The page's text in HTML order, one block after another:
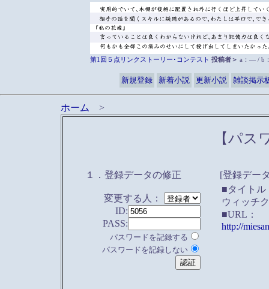
第1回５点リンクストーリー･コンテスト 投稿者＞ a：― / b
新規登録 新着小説 更新小説 雑談掲示
ホーム >
【パス
１．登録データの修正
変更する人：
ID:
PASS:
パスワードを記録する
パスワードを記録しない
[登録デー
■タイトル
ウィッチ
■URL：
http://